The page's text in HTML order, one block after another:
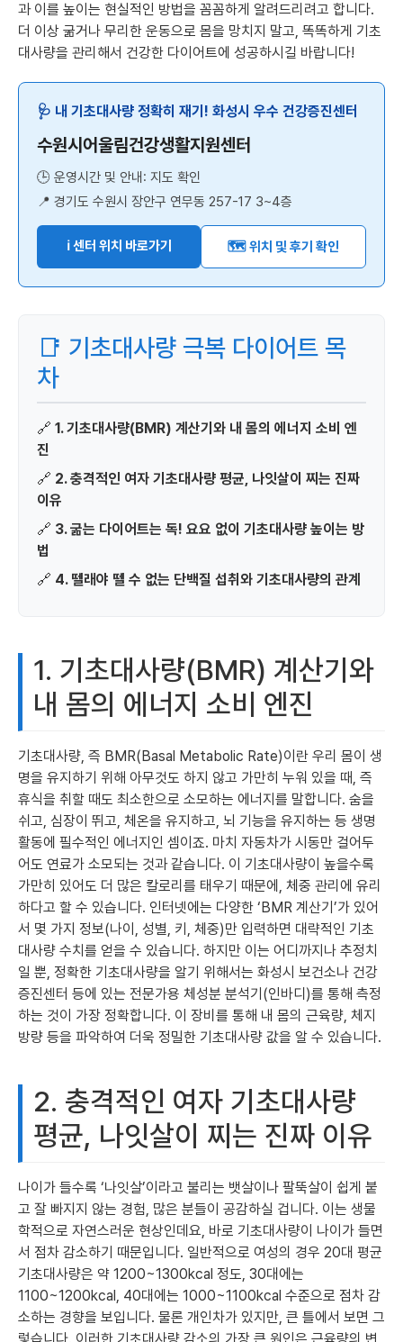
과 이를 높이는 현실적인 방법을 꼼꼼하게 알려드리려고 합니다.
더 이상 굶거나 무리한 운동으로 몸을 망치지 말고, 똑똑하게 기초
대사량을 관리해서 건강한 다이어트에 성공하시길 바랍니다!
🩺 내 기초대사량 정확히 재기! 화성시 우수 건강증진센터
수원시어울림건강생활지원센터
🕒 운영시간 및 안내: 지도 확인
📍 경기도 수원시 장안구 연무동 257-17 3~4층
ℹ️ 센터 위치 바로가기 🗺️ 위치 및 후기 확인
📑 기초대사량 극복 다이어트 목
차
🔗 1. 기초대사량(BMR) 계산기와 내 몸의 에너지 소비 엔
진
🔗 2. 충격적인 여자 기초대사량 평균, 나잇살이 찌는 진짜
이유
🔗 3. 굶는 다이어트는 독! 요요 없이 기초대사량 높이는 방
법
🔗 4. 뗄래야 뗄 수 없는 단백질 섭취와 기초대사량의 관계
1. 기초대사량(BMR) 계산기와
내 몸의 에너지 소비 엔진
기초대사량, 즉 BMR(Basal Metabolic Rate)이란 우리 몸이 생
명을 유지하기 위해 아무것도 하지 않고 가만히 누워 있을 때, 즉
휴식을 취할 때도 최소한으로 소모하는 에너지를 말합니다. 숨을
쉬고, 심장이 뛰고, 체온을 유지하고, 뇌 기능을 유지하는 등 생명
활동에 필수적인 에너지인 셈이죠. 마치 자동차가 시동만 걸어두
어도 연료가 소모되는 것과 같습니다. 이 기초대사량이 높을수록
가만히 있어도 더 많은 칼로리를 태우기 때문에, 체중 관리에 유리
하다고 할 수 있습니다. 인터넷에는 다양한 ‘BMR 계산기’가 있어
서 몇 가지 정보(나이, 성별, 키, 체중)만 입력하면 대략적인 기초
대사량 수치를 얻을 수 있습니다. 하지만 이는 어디까지나 추정치
일 뿐, 정확한 기초대사량을 알기 위해서는 화성시 보건소나 건강
증진센터 등에 있는 전문가용 체성분 분석기(인바디)를 통해 측정
하는 것이 가장 정확합니다. 이 장비를 통해 내 몸의 근육량, 체지
방량 등을 파악하여 더욱 정밀한 기초대사량 값을 알 수 있습니다.
2. 충격적인 여자 기초대사량
평균, 나잇살이 찌는 진짜 이유
나이가 들수록 ‘나잇살’이라고 불리는 뱃살이나 팔뚝살이 쉽게 붙
고 잘 빠지지 않는 경험, 많은 분들이 공감하실 겁니다. 이는 생물
학적으로 자연스러운 현상인데요, 바로 기초대사량이 나이가 들면
서 점차 감소하기 때문입니다. 일반적으로 여성의 경우 20대 평균
기초대사량은 약 1200~1300kcal 정도, 30대에는
1100~1200kcal, 40대에는 1000~1100kcal 수준으로 점차 감
소하는 경향을 보입니다. 물론 개인차가 있지만, 큰 틀에서 보면 그